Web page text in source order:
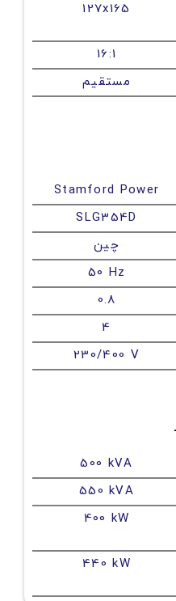
127x165
16:1
مستقیم
Stamford Power
SLG354D
چین
50 Hz
0.8
4
230/400 V
500 kVA
550 kVA
400 kW
440 kW